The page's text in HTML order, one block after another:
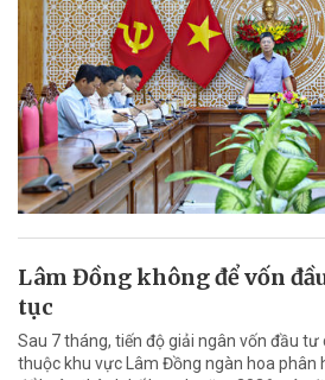
Lâm Đồng không để vốn
tục
Sau 7 tháng, tiến độ giải ngân vốn đầu
thuộc khu vực Lâm Đồng ngàn hoa phân